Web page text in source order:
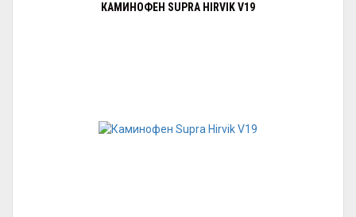
КАМИНОФЕН SUPRA HIRVIK V19